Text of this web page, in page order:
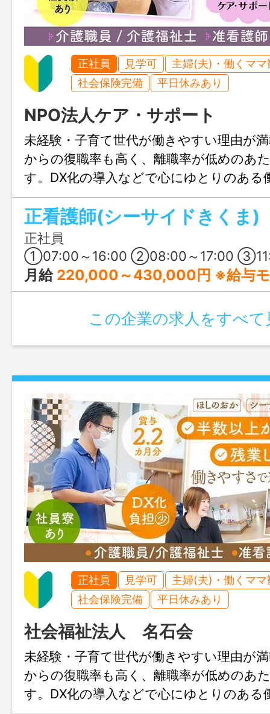
正社員 見学可
主婦(夫)・働くママ
社会保険完備
平日休みあり
NPO法人ケア・サポート
未経験・子育て世代が働きやすい理由が
からの復職率も高く、離職率が低めのあ
す。DX化の導入などで心にゆとりのある
いるのもポイント◎ 無理のない将来設計
おすすめです♪
正看護師(シーサイドきくま)
正社員
①07:00～16:00 ②08:00～17:00 ③11:00～20:00 ④16:00～翌10:00 ※変形労働時間制（1ヶ月単位
月給 220,000～430,000円 ※給与
この企業の求人をすべて
正社員 見学可
主婦(夫)・働くママ
社会保険完備
平日休みあり
社会福祉法人 名石会
未経験・子育て世代が働きやすい理由が
からの復職率も高く、離職率が低めのあ
す。DX化の導入などで心にゆとりのある